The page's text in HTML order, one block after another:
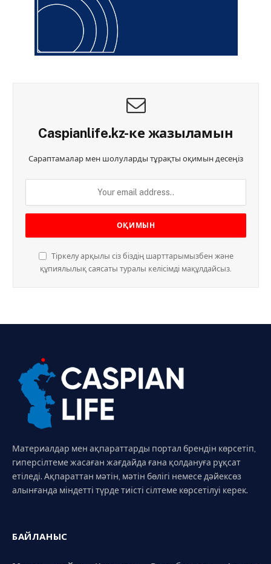
Caspianlife.kz-ке жазыламын
Сараптамалар мен шолуларды тұрақты оқимын десеңіз
Тіркелу арқылы сіз біздің шарттарымызбен және
құпиялылық саясаты туралы келісімді мақұлдайсыз.
Материалдар мен ақпараттарды портал брендін көрсетіп,
гиперсілтеме жасаған жағдайда ғана қолдануға рұқсат
етіледі. Ақпараттан мәтін, мәтін бөлігі немесе дәйексөз
алынғанда міндетті түрде тиісті сілтеме көрсетілуі керек.
БАЙЛАНЫС